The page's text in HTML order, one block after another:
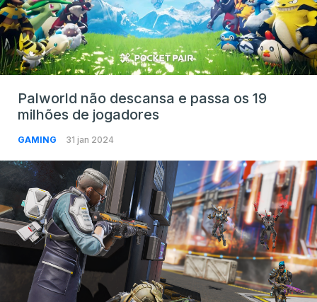
Palworld não descansa e passa os 19
milhões de jogadores
GAMING 31 jan 2024